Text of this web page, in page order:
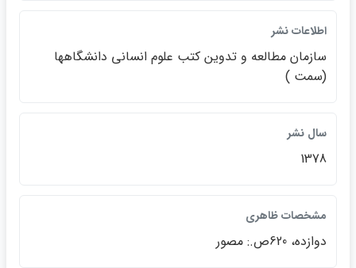
اطلاعات نشر
سازمان مطالعه و تدوين كتب علوم انساني دانشگاهها
(سمت )
سال نشر
1378
مشخصات ظاهري
دوازده، 620ص.: مصور